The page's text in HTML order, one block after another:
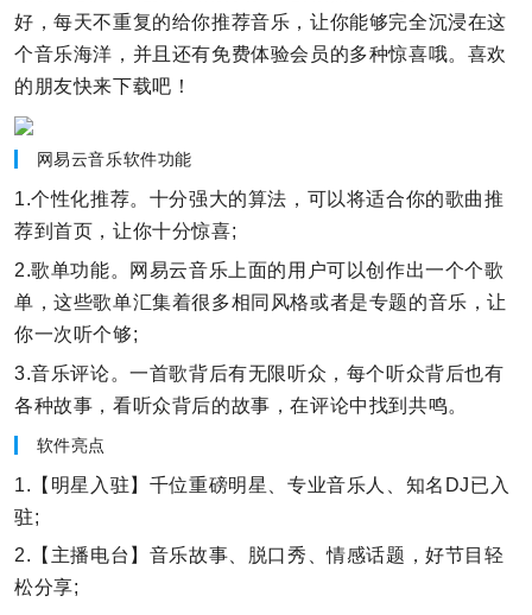
好，每天不重复的给你推荐音乐，让你能够完全沉浸在这
个音乐海洋，并且还有免费体验会员的多种惊喜哦。喜欢
的朋友快来下载吧！
网易云音乐软件功能
1.个性化推荐。十分强大的算法，可以将适合你的歌曲推
荐到首页，让你十分惊喜;
2.歌单功能。网易云音乐上面的用户可以创作出一个个歌
单，这些歌单汇集着很多相同风格或者是专题的音乐，让
你一次听个够;
3.音乐评论。一首歌背后有无限听众，每个听众背后也有
各种故事，看听众背后的故事，在评论中找到共鸣。
软件亮点
1.【明星入驻】千位重磅明星、专业音乐人、知名DJ已入
驻;
2.【主播电台】音乐故事、脱口秀、情感话题，好节目轻
松分享;